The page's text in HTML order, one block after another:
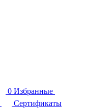
0 Избранные
Сертификаты